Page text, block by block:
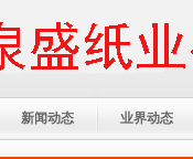
新闻动态 业界动态